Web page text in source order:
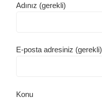
Adınız (gerekli)
E-posta adresiniz (gerekli)
Konu